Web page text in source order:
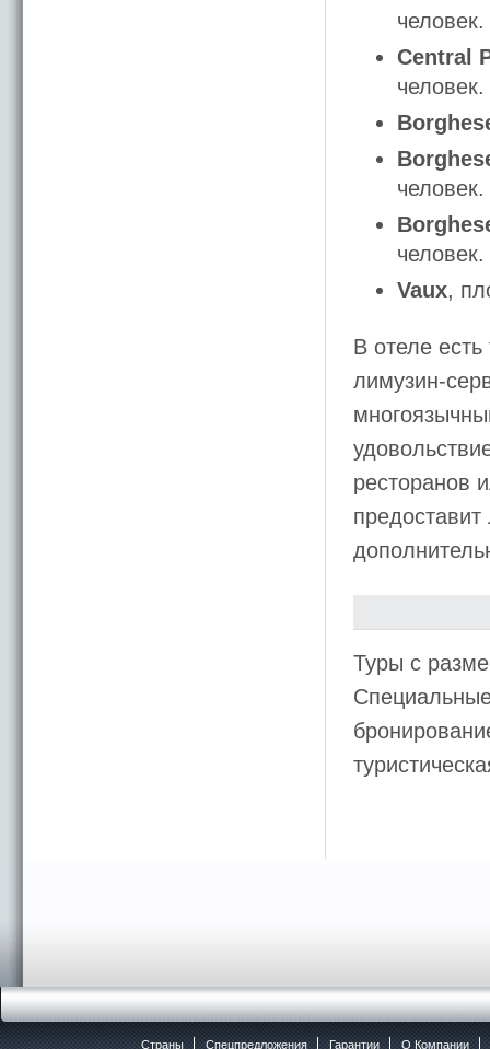
человек.
Central
человек.
человек.
человек.
Vaux,
В отеле
лимузин-
ресторанов
Туры с
Страны Спецпредложения Гарантии O Компании